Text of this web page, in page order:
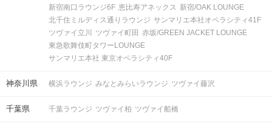
新宿南口ラウンジ6F 恵比寿アネックス 新宿/OAK LOUNGE
北千住ミルディス通りラウンジ サンマリエ本社オペラシティ41F
ツヴァイ立川
ツヴァイ町田 赤坂/GREEN JACKET LOUNGE
東急歌舞伎町タワーLOUNGE
サンマリエ本社 東京オペラシティ40F
神奈川県 横浜ラウンジ みなとみらいラウンジ ツヴァイ藤沢
千葉県 千葉ラウンジ ツヴァイ柏 ツヴァイ船橋